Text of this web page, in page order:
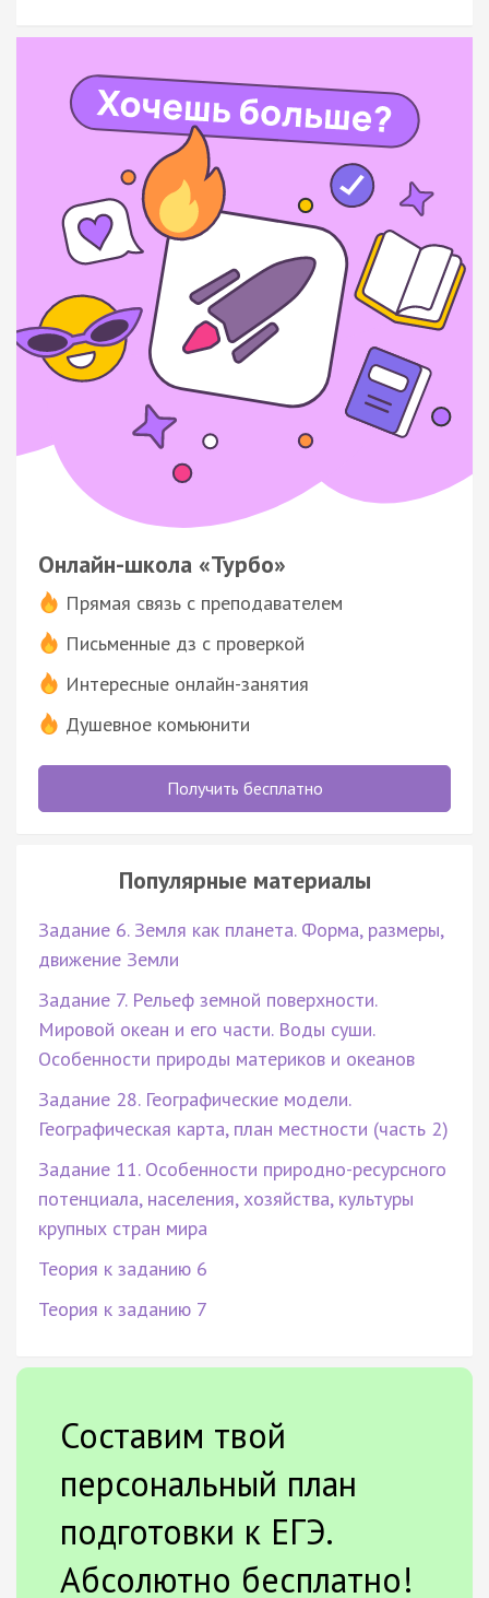
Онлайн-школа «Турбо»
Прямая связь с преподавателем
Письменные дз с проверкой
Интересные онлайн-занятия
Душевное комьюнити
Получить бесплатно
Популярные материалы
Задание 6. Земля как планета. Форма, размеры,
движение Земли
Задание 7. Рельеф земной поверхности.
Мировой океан и его части. Воды суши.
Особенности природы материков и океанов
Задание 28. Географические модели.
Географическая карта, план местности (часть 2)
Задание 11. Особенности природно-ресурсного
потенциала, населения, хозяйства, культуры
крупных стран мира
Теория к заданию 6
Теория к заданию 7
Составим твой
персональный план
подготовки к ЕГЭ.
Абсолютно бесплатно!